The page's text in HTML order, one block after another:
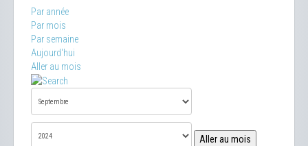
Par année
Par mois
Par semaine
Aujourd'hui
Aller au mois
Aller au mois